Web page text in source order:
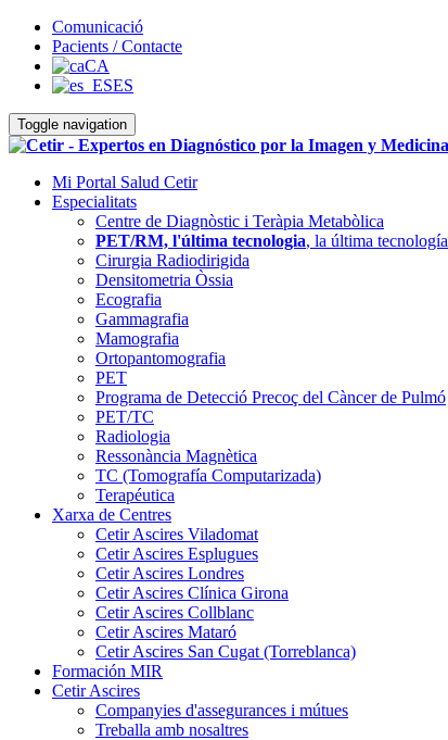
Comunicació
Pacients / Contacte
CA
ES
Toggle navigation
Mi Portal Salud Cetir
Especialitats
Centre de Diagnòstic i Teràpia Metabòlica
PET/RM, l'última tecnologia, la última tecnología
Cirurgia Radiodirigida
Densitometria Òssia
Ecografia
Gammagrafia
Mamografia
Ortopantomografia
PET
Programa de Detecció Precoç del Càncer de Pulmó
PET/TC
Radiologia
Ressonància Magnètica
TC (Tomografía Computarizada)
Terapéutica
Xarxa de Centres
Cetir Ascires Viladomat
Cetir Ascires Esplugues
Cetir Ascires Londres
Cetir Ascires Clínica Girona
Cetir Ascires Collblanc
Cetir Ascires Mataró
Cetir Ascires San Cugat (Torreblanca)
Formación MIR
Cetir Ascires
Companyies d'assegurances i mútues
Treballa amb nosaltres